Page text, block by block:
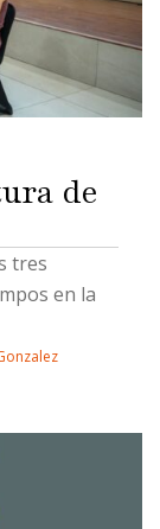
de
tres
en la